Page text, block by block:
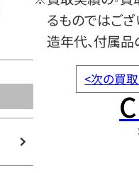
るものではござ
造年代、付属品
<次の買